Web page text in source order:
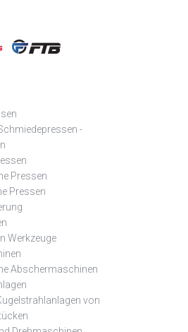
-
Pressen
Pressen
Werkzeuge
Abschermaschinen
von